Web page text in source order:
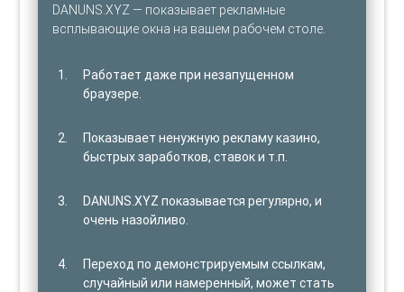
DANUNS.XYZ — показывает рекламные
всплывающие окна на вашем рабочем столе.
Работает даже при незапущенном
браузере.
Показывает ненужную рекламу казино,
быстрых заработков, ставок и т.п.
DANUNS.XYZ показывается регулярно, и
очень назойливо.
Переход по демонстрируемым ссылкам,
случайный или намеренный, может стать